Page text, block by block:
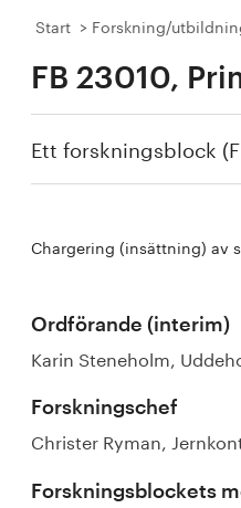
Start Forskning/
FB 23010,
Ett forskningsblock
Chargering (insättning) av
Ordförande (interim)
Karin Steneholm,
Forskningschef
Christer Ryman,
Forskningsblockets